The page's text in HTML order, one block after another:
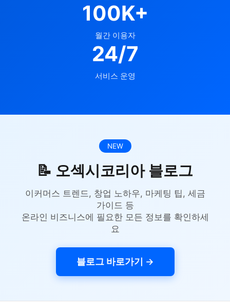
100K+
월간 이용자
24/7
서비스 운영
NEW
📝 오섹시코리아 블로그
이커머스 트렌드, 창업 노하우, 마케팅 팁, 세금
가이드 등
온라인 비즈니스에 필요한 모든 정보를 확인하세
요
블로그 바로가기 →